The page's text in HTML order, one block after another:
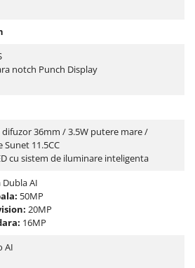
notch Punch Display
difuzor 36mm / 3.5W putere mare /
Sunet 11.5CC
cu sistem de iluminare inteligenta
Dubla AI
50MP
20MP
16MP
AI